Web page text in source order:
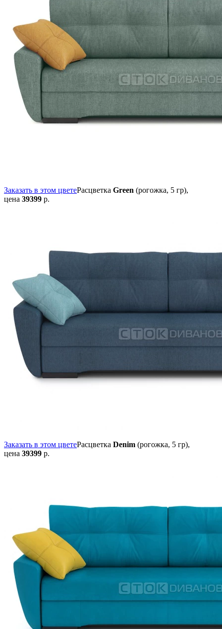
Заказать в этом цветеРасцветка Green (рогожка, 5 гр),
цена 39399 р.
Заказать в этом цветеРасцветка Denim (рогожка, 5 гр),
цена 39399 р.